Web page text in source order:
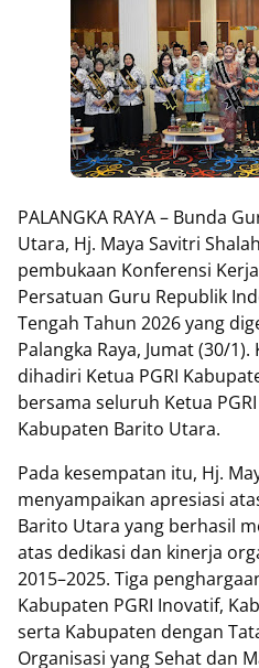
PALANGKA RAYA – Bunda
Utara, Hj. Maya Savitri
pembukaan Konferensi
Persatuan Guru Republik
Tengah Tahun 2026 yang
Palangka Raya, Jumat (30/
dihadiri Ketua PGRI
bersama seluruh Ketua
Kabupaten Barito Utara.
Pada kesempatan itu, Hj.
menyampaikan apresiasi
Barito Utara yang berhasil
atas dedikasi dan kinerja
2015–2025. Tiga
Kabupaten PGRI Inovatif,
serta Kabupaten dengan
Organisasi yang Sehat dan